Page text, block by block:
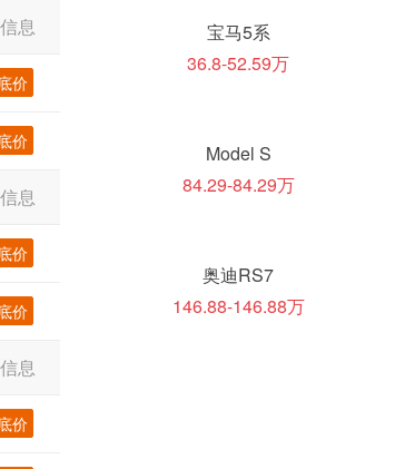
息
价
价
息
价
价
息
价
宝马5系
36.8-52.59万
Model S
84.29-84.29万
奥迪RS7
146.88-146.88万